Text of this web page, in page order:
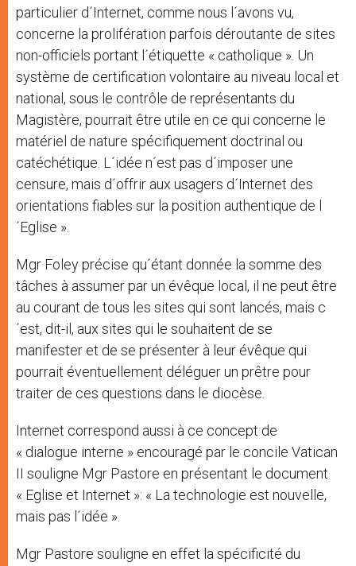
particulier d´Internet, comme nous l´avons vu,
concerne la prolifération parfois déroutante de sites
non-officiels portant l´étiquette « catholique ». Un
système de certification volontaire au niveau local et
national, sous le contrôle de représentants du
Magistère, pourrait être utile en ce qui concerne le
matériel de nature spécifiquement doctrinal ou
catéchétique. L´idée n´est pas d´imposer une
censure, mais d´offrir aux usagers d´Internet des
orientations fiables sur la position authentique de l
´Eglise ».
Mgr Foley précise qu´étant donnée la somme des
tâches à assumer par un évêque local, il ne peut être
au courant de tous les sites qui sont lancés, mais c
´est, dit-il, aux sites qui le souhaitent de se
manifester et de se présenter à leur évêque qui
pourrait éventuellement déléguer un prêtre pour
traiter de ces questions dans le diocèse.
Internet correspond aussi à ce concept de
« dialogue interne » encouragé par le concile Vatican
II souligne Mgr Pastore en présentant le document
« Eglise et Internet »: « La technologie est nouvelle,
mais pas l´idée ».
Mgr Pastore souligne en effet la spécificité du